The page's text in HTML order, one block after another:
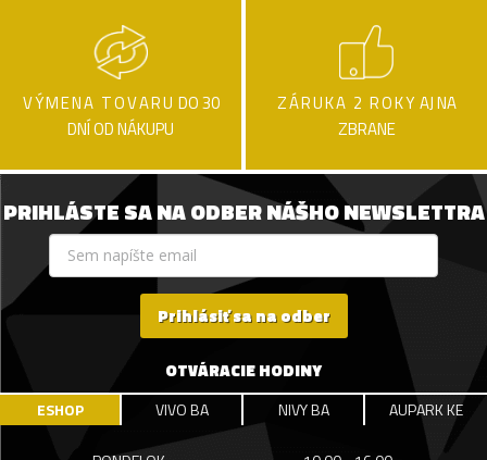
VÝMENA TOVARU DO 30
DNÍ OD NÁKUPU
ZÁRUKA 2 ROKY AJ NA
ZBRANE
PRIHLÁSTE SA NA ODBER NÁŠHO NEWSLETTRA
Prihlásiť sa na odber
OTVÁRACIE HODINY
ESHOP VIVO BA NIVY BA AUPARK KE